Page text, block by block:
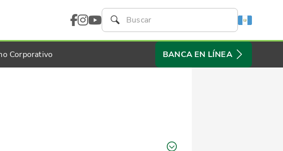
Corporativo BANCA EN LÍNEA